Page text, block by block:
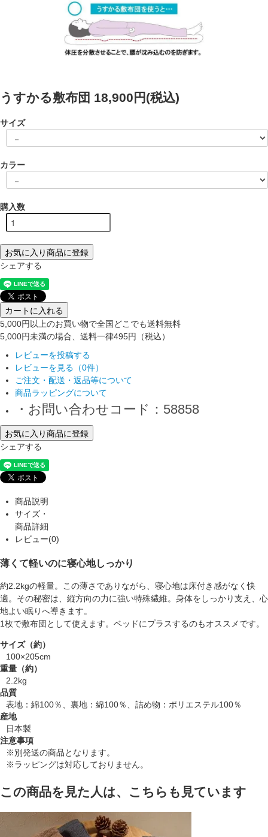
うすかる敷布団 18,900円(税込)
サイズ
カラー
購入数
お気に入り商品に登録
シェアする
カートに入れる
5,000円以上のお買い物で全国どこでも送料無料
5,000円未満の場合、送料一律495円（税込）
レビューを投稿する
レビューを見る（0件）
ご注文・配送・返品等について
商品ラッピングについて
・お問い合わせコード：58858
お気に入り商品に登録
シェアする
商品説明
サイズ・
商品詳細
レビュー(0)
薄くて軽いのに寝心地しっかり
約2.2kgの軽量。この薄さでありながら、寝心地は床付き感がなく快
適。その秘密は、縦方向の力に強い特殊繊維。身体をしっかり支え、心
地よい眠りへ導きます。
1枚で敷布団として使えます。ベッドにプラスするのもオススメです。
サイズ（約）
100×205cm
重量（約）
2.2kg
品質
表地：綿100％、裏地：綿100％、詰め物：ポリエステル100％
産地
日本製
注意事項
※別発送の商品となります。
※ラッピングは対応しておりません。
この商品を見た人は、こちらも見ています